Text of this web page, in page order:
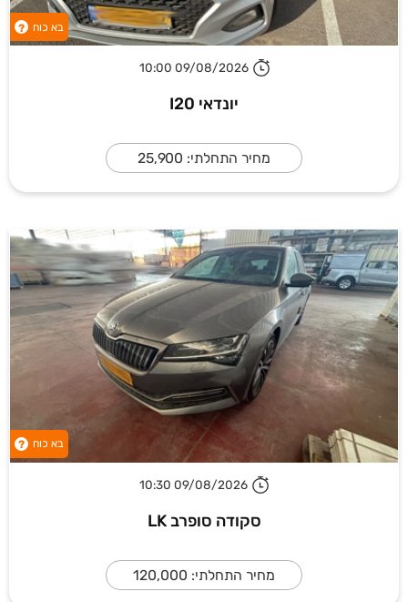
בא כוח ?
09/08/2026 10:00
יונדאי I20
מחיר התחלתי: 25,900
בא כוח ?
09/08/2026 10:30
סקודה סופרב LK
מחיר התחלתי: 120,000